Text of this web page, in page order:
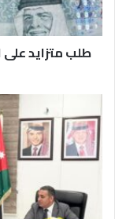
ي
د
ا
ل
د
ي
طلب متزايد على
ح
ث